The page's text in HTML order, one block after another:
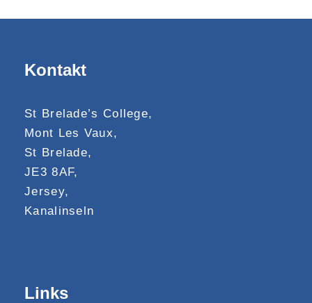
Kontakt
St Brelade’s College,
Mont Les Vaux,
St Brelade,
JE3 8AF,
Jersey,
Kanalinseln
Links